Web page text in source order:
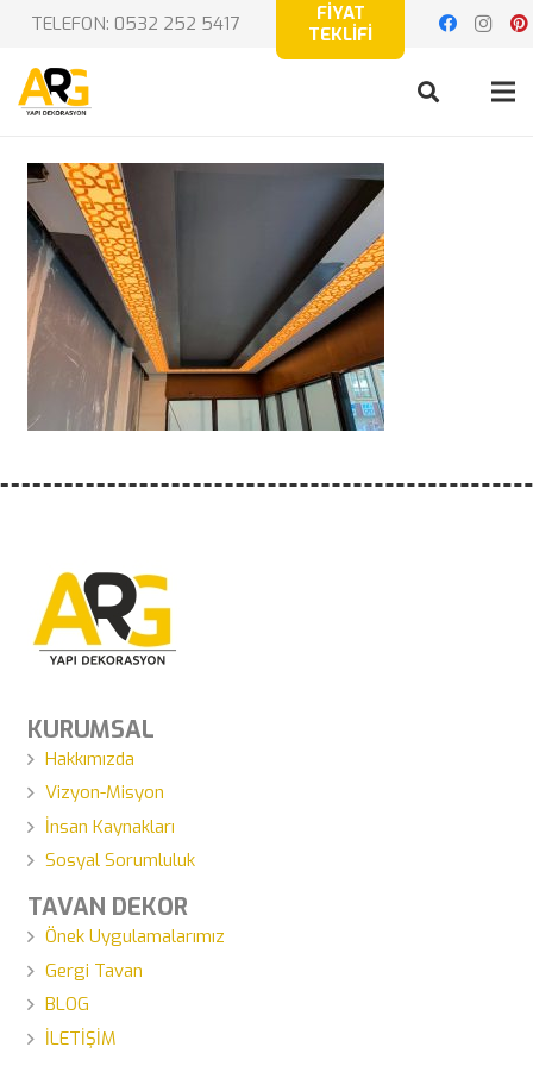
TELEFON: 0532 252 5417
FİYAT
TEKLİFİ
KURUMSAL
Hakkımızda
Vizyon-Misyon
İnsan Kaynakları
Sosyal Sorumluluk
TAVAN DEKOR
Önek Uygulamalarımız
Gergi Tavan
BLOG
İLETİŞİM